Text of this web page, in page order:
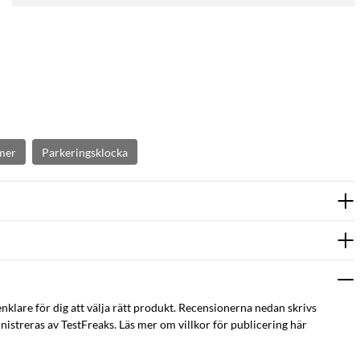
Parkeringsklocka
för dig att välja rätt produkt. Recensionerna nedan skrivs
av TestFreaks. Läs mer om villkor för publicering här